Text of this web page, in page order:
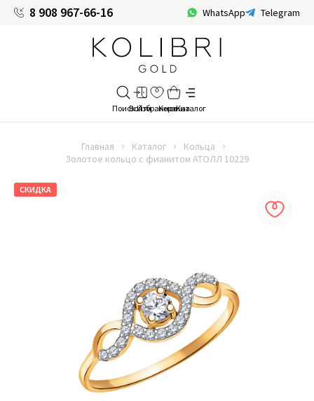
8 908 967-66-16 WhatsApp Telegram
Главная Каталог
Кольца
Золотое кольцо с фианитом АТОЛЛ 10229
СКИДКА